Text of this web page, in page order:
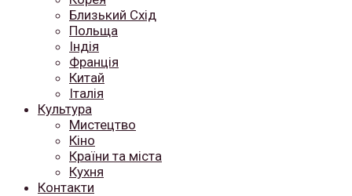
Близький Схід
Польща
Індія
Франція
Китай
Італія
Культура
Мистецтво
Кіно
Країни та міста
Кухня
Контакти